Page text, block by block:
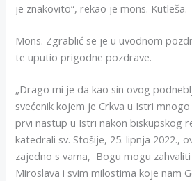
je znakovito“, rekao je mons. Kutleša.
Mons. Zgrablić se je u uvodnom
te uputio prigodne pozdrave.
„Drago mi je da kao sin ovog
svećenik kojem je Crkva u Istri
prvi nastup u Istri nakon biskupskog
katedrali sv. Stošije, 25. lipnja 2022.,
zajedno s vama, Bogu mogu
Miroslava i svim milostima koje nam